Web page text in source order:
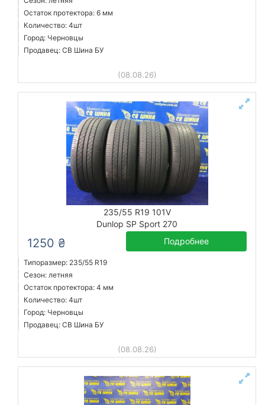
Остаток протектора: 6 мм
Количество: 4шт
Город: Черновцы
Продавец: СВ Шина БУ
(08.08.26)
235/55 R19 101V
Dunlop SP Sport 270
1250 ₴ Подробнее
Типоразмер: 235/55 R19
Сезон: летняя
Остаток протектора: 4 мм
Количество: 4шт
Город: Черновцы
Продавец: СВ Шина БУ
(08.08.26)